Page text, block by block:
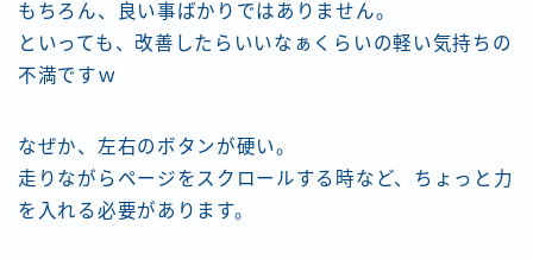
もちろん、良い事ばかりではありません。
といっても、改善したらいいなぁくらいの軽い気持ちの
不満ですｗ
なぜか、左右のボタンが硬い。
走りながらページをスクロールする時など、ちょっと力
を入れる必要があります。